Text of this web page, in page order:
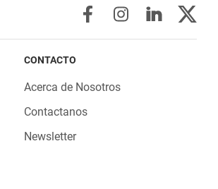
CONTACTO
Acerca de Nosotros
Contactanos
Newsletter